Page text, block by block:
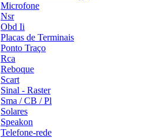
Microfone
Nsr
Obd Ii
Placas de Terminais
Ponto Traço
Rca
Reboque
Scart
Sinal - Raster
Sma / CB / Pl
Solares
Speakon
Telefone-rede